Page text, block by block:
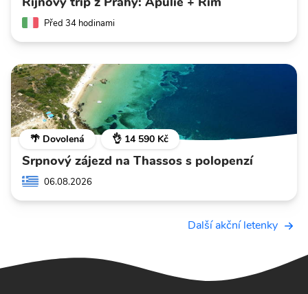
Před 34 hodinami
🌴 Dovolená 👌 14 590 Kč
Srpnový zájezd na Thassos s polopenzí
06.08.2026
Další akční letenky